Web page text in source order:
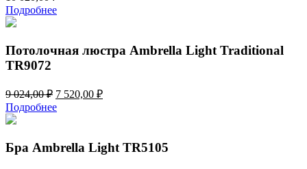
Подробнее
Потолочная люстра Ambrella Light Traditional
TR9072
9 024,00₽ Первоначальная
цена
составляла
024,00 ₽.
7 520,00 ₽Текущая
Подробнее
Бра Ambrella Light TR5105